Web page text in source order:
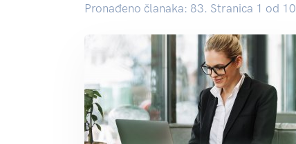
Pronađeno članaka: 83. Stranica 1 od 10